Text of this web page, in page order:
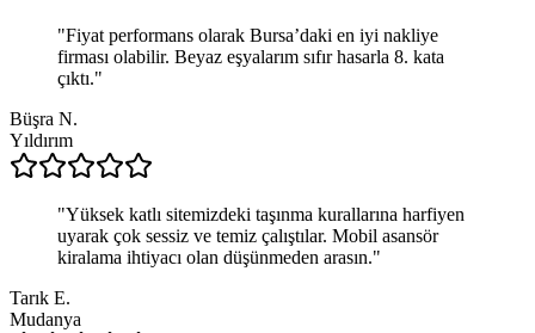
"Fiyat performans olarak Bursa’daki en iyi nakliye
firması olabilir. Beyaz eşyalarım sıfır hasarla 8. kata
çıktı."
Büşra N.
Yıldırım
"Yüksek katlı sitemizdeki taşınma kurallarına harfiyen
uyarak çok sessiz ve temiz çalıştılar. Mobil asansör
kiralama ihtiyacı olan düşünmeden arasın."
Tarık E.
Mudanya